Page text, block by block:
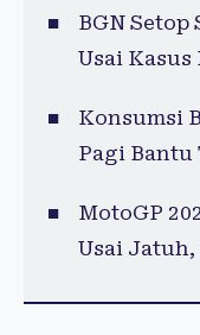
BGN Setop
Usai
Konsumsi
Pagi Bantu
MotoGP
Usai